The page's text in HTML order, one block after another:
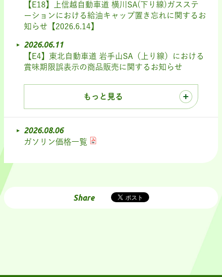
【E18】上信越自動車道 横川SA(下り線)ガスステ
ーションにおける給油キャップ置き忘れに関するお
知らせ【2026.6.14】
2026.06.11
【E4】東北自動車道 岩手山SA（上り線）における
賞味期限誤表示の商品販売に関するお知らせ
もっと見る
2026.08.06
ガソリン価格一覧
Share